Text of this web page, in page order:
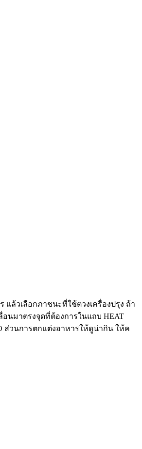
แล้วเลือกภาชนะที่ใช้ตวงเครื่องปรุง ถ้า
นมาตรงจุดที่ต้องการในแถบ HEAT
ส่วนการตกแต่งอาหารให้ดูน่ากิน ให้ค